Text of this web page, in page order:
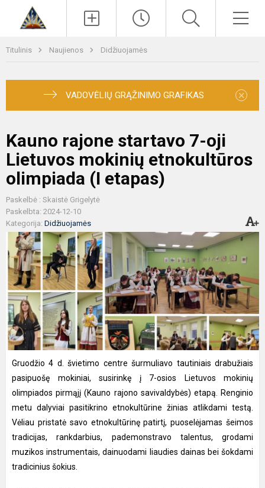
Titulinis Naujienos Didžiuojamės
VADOVĖLIŲ GRĄŽINIMO GRAFIKAS ×
Kauno rajone startavo 7-oji
Lietuvos mokinių etnokultūros
olimpiada (I etapas)
Paskelbė : Skaistė Grigelytė
Paskelbta: 2024-12-10
Kategorija: Didžiuojamės
Gruodžio 4 d. švietimo centre šurmuliavo tautiniais drabužiais
pasipuošę mokiniai, susirinkę į 7-osios Lietuvos mokinių
olimpiados pirmąjį (Kauno rajono savivaldybės) etapą. Renginio
metu dalyviai pasitikrino etnokultūrine žinias atlikdami testą.
Vėliau pristatė savo etnokultūrinę patirtį, puoselėjamas šeimos
tradicijas, rankdarbius, pademonstravo talentus, grodami
muzikos instrumentais, dainuodami liaudies dainas bei šokdami
tradicinius šokius.